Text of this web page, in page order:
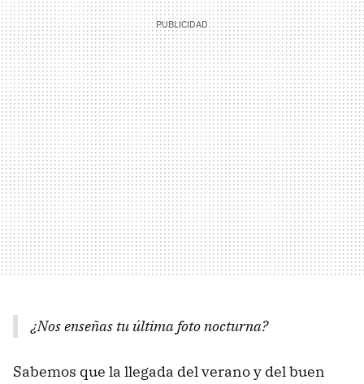
¿Nos enseñas tu última foto nocturna?
Sabemos que la llegada del verano y del buen